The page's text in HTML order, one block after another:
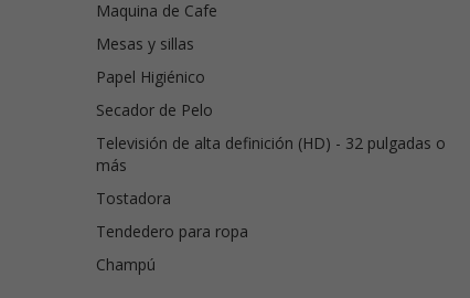
Maquina de Cafe
Mesas y sillas
Papel Higiénico
Secador de Pelo
Televisión de alta definición (HD) - 32 pulgadas o
más
Tostadora
Tendedero para ropa
Champú